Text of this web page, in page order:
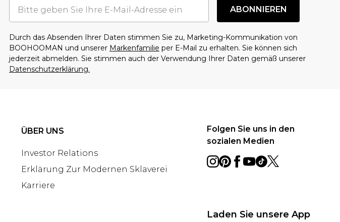
ABONNIEREN
Durch das Absenden Ihrer Daten stimmen Sie zu, Marketing-Kommunikation von
BOOHOOMAN und unserer Markenfamilie per E-Mail zu erhalten. Sie können sich
jederzeit abmelden. Sie stimmen auch der Verwendung Ihrer Daten gemäß unserer
Datenschutzerklärung.
ÜBER UNS
Investor Relations
Erklärung Zur Modernen Sklaverei
Karriere
Folgen Sie uns in den
sozialen Medien
Laden Sie unsere App